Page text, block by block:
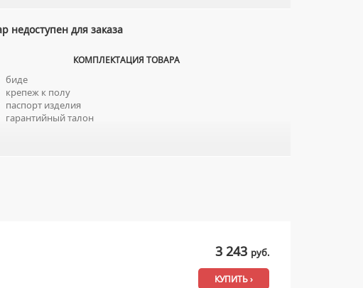
недоступен для заказа
КОМПЛЕКТАЦИЯ ТОВАРА
биде
крепеж к полу
паспорт изделия
гарантийный талон
3 243 руб.
КУПИТЬ ›